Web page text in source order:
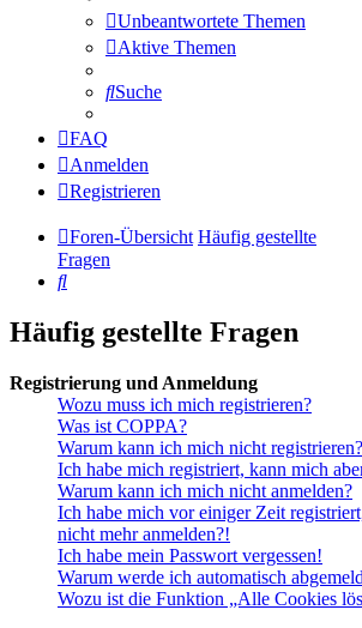
Unbeantwortete Themen
Aktive Themen
Suche
FAQ
Anmelden
Registrieren
Foren-Übersicht Häufig gestellte
Fragen
Suche
Häufig gestellte Fragen
Registrierung und Anmeldung
Wozu muss ich mich registrieren?
Was ist COPPA?
Warum kann ich mich nicht registrieren?
Ich habe mich registriert, kann mich
Warum kann ich mich nicht anmelden?
Ich habe mich vor einiger Zeit
nicht mehr anmelden?!
Ich habe mein Passwort vergessen!
Warum werde ich automatisch
Wozu ist die Funktion „Alle Cookies